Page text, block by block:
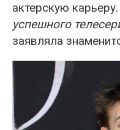
актерскую карьеру.
успешного
заявляла